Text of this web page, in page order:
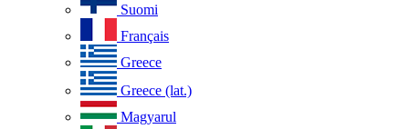
Suomi
Français
Greece
Greece (lat.)
Magyarul